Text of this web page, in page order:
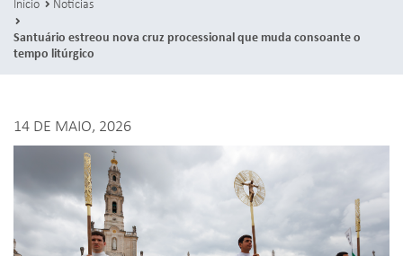
Santuário estreou nova cruz processional que muda consoante o
tempo litúrgico
14 DE MAIO, 2026